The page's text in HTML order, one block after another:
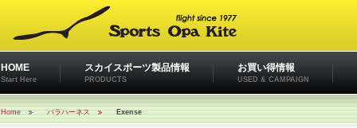
HOME
Start Here
スカイスポーツ製品情報
PRODUCTS
お買い得情報
USED & CAMPAIGN
Home パラハーネス Exense